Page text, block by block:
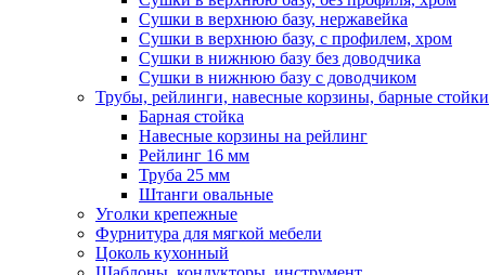
Сушки в верхнюю базу, нержавейка
Сушки в верхнюю базу, с профилем, хром
Сушки в нижнюю базу без доводчика
Сушки в нижнюю базу с доводчиком
Трубы, рейлинги, навесные корзины, барные стойки
Барная стойка
Навесные корзины на рейлинг
Рейлинг 16 мм
Труба 25 мм
Штанги овальные
Уголки крепежные
Фурнитура для мягкой мебели
Цоколь кухонный